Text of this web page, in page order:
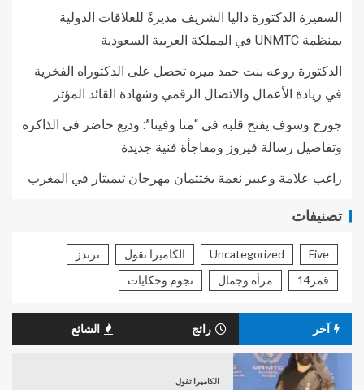
السفيرة الدكتورة داليا الشريف مديرةً للعلاقات الدولية
بمنظمة UNMTC في المملكة العربية السعودية
الدكتورة روعه بنت حمد ميره تحصل على الدكتوراه الفخرية
في ريادة الأعمال والاتصال الرقمي وشهادة القائد المؤثر
جورج وسوف يفتح قلبه في “منا وفينا”: وديع حاضر في الذاكرة
وتفاصيل رسالة فيروز ومفاجأة فنية جديدة
راغب علامة وعبير نعمة يختتمان مهرجان تيميتار في المغرب
تصنيفات
Five
Uncategorized الكاميرا تقول
ترندز
قمر14
مرأة وجمال نجوم وحكايات
آخر رائج الشائع
الكاميرا تقول